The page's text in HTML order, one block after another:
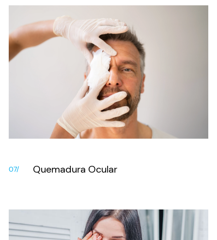
07/ Quemadura Ocular